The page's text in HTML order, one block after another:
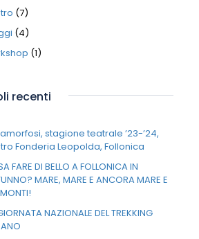
(7)
(4)
(1)
recenti
stagione teatrale ’23-’24,
Fonderia Leopolda, Follonica
FARE DI BELLO A FOLLONICA IN
MARE, MARE E ANCORA MARE E
NAZIONALE DEL TREKKING